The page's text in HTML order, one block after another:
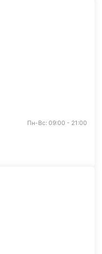
Пн-Вс: 09:00 - 21:00